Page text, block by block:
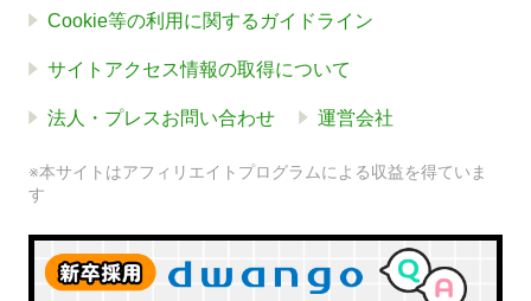
Cookie等の利用に関するガイドライン
サイトアクセス情報の取得について
法人・プレスお問い合わせ 運営会社
※本サイトはアフィリエイトプログラムによる収益を得ていま
す